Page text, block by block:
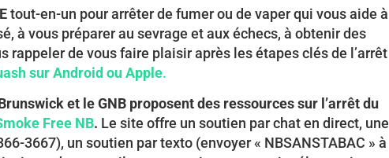
tout-en-un pour arrêter de fumer ou de vaper qui vous aide à
à vous préparer au sevrage et aux échecs, à obtenir des
rappeler de vous faire plaisir après les étapes clés de l’arrêt
sur Android ou Apple.
et le GNB proposent des ressources sur l’arrêt du
Free NB. Le site offre un soutien par chat en direct, une
3667), un soutien par texto (envoyer « NBSANSTABAC » à